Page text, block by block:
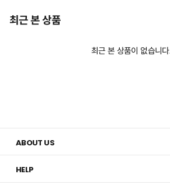
최근 본 상품
최근 본 상품이 없습니다.
ABOUT US
HELP